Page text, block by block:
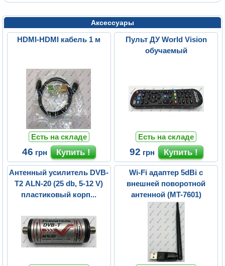
Аксессуары
HDMI-HDMI кабель 1 м
Есть на складе
46 грн
Пульт ДУ World Vision
обучаемый
Есть на складе
92 грн
Антенный усилитель DVB-
T2 ALN-20 (25 db, 5-12 V)
пластиковый корп...
Wi-Fi адаптер 5dBi с
внешней поворотной
антенной (MT-7601)